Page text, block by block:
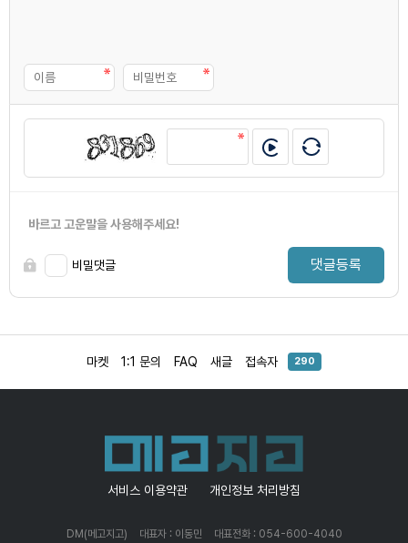
바르고 고운말을 사용해주세요!
비밀댓글 댓글등록
마켓 1:1 문의 FAQ 새글 접속자 290
서비스 이용약관 개인정보 처리방침
DM(메고지고) 대표자 : 이동민
대표전화 : 054-600-4040